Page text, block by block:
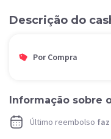
Descrição do
Por Compra
Informação sobre
Último reembolso faz